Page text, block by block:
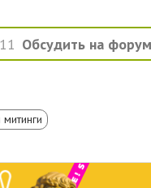
11 Обсудить на